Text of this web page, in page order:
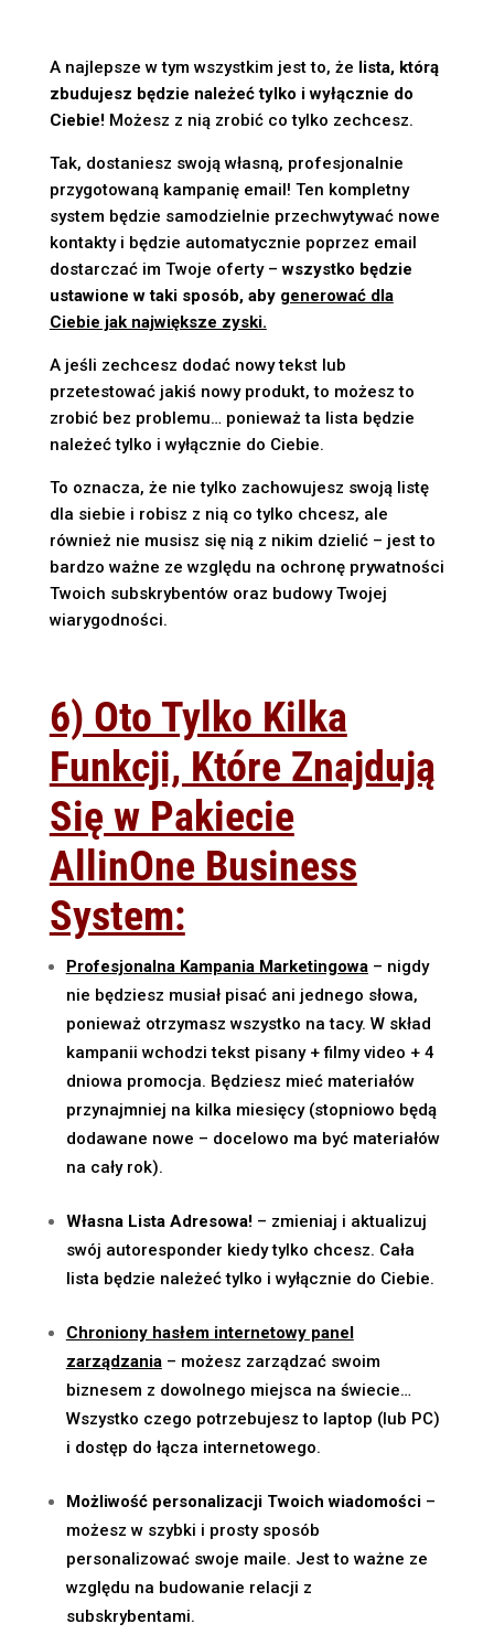
A najlepsze w tym wszystkim jest to, że lista, którą
zbudujesz będzie należeć tylko i wyłącznie do
Ciebie!Możesz z nią zrobić co tylko zechcesz.
Tak, dostaniesz swoją własną, profesjonalnie
przygotowaną kampanię email! Ten kompletny
system będzie samodzielnie przechwytywać nowe
kontakty i będzie automatycznie poprzez email
dostarczać im Twoje oferty –wszystko będzie
ustawione w taki sposób, aby generować dla
Ciebie jak największe zyski.
A jeśli zechcesz dodać nowy tekst lub
przetestować jakiś nowy produkt, to możesz to
zrobić bez problemu… ponieważ ta lista będzie
należeć tylko i wyłącznie do Ciebie.
To oznacza, że nie tylko zachowujesz swoją listę
dla siebie i robisz z nią co tylko chcesz, ale
również nie musisz się nią z nikim dzielić – jest to
bardzo ważne ze względu na ochronę prywatności
Twoich subskrybentów oraz budowy Twojej
wiarygodności.
6) Oto Tylko Kilka
Funkcji, Które Znajdują
Się w Pakiecie
AllinOne Business
System:
Profesjonalna Kampania Marketingowa – nigdy
nie będziesz musiał pisać ani jednego słowa,
ponieważ otrzymasz wszystko na tacy. W skład
kampanii wchodzi tekst pisany + filmy video + 4
dniowa promocja. Będziesz mieć materiałów
przynajmniej na kilka miesięcy (stopniowo będą
dodawane nowe – docelowo ma być materiałów
na cały rok).
Własna Lista Adresowa! – zmieniaj i aktualizuj
swój autoresponder kiedy tylko chcesz. Cała
lista będzie należeć tylko i wyłącznie do Ciebie.
Chroniony hasłem internetowy panel
zarządzania– możesz zarządzać swoim
biznesem z dowolnego miejsca na świecie…
Wszystko czego potrzebujesz to laptop (lub PC)
i dostęp do łącza internetowego.
Możliwość personalizacji Twoich wiadomości –
możesz w szybki i prosty sposób
personalizować swoje maile. Jest to ważne ze
względu na budowanie relacji z
subskrybentami.